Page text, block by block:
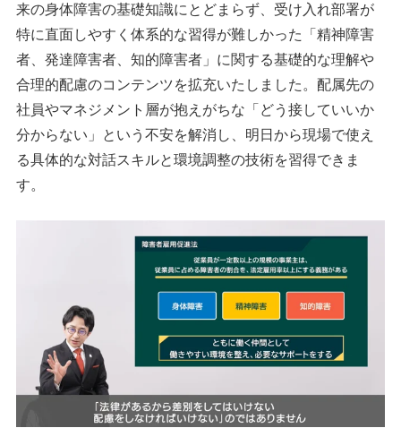
来の身体障害の基礎知識にとどまらず、受け入れ部署が
特に直面しやすく体系的な習得が難しかった「精神障害
者、発達障害者、知的障害者」に関する基礎的な理解や
合理的配慮のコンテンツを拡充いたしました。配属先の
社員やマネジメント層が抱えがちな「どう接していいか
分からない」という不安を解消し、明日から現場で使え
る具体的な対話スキルと環境調整の技術を習得できま
す。